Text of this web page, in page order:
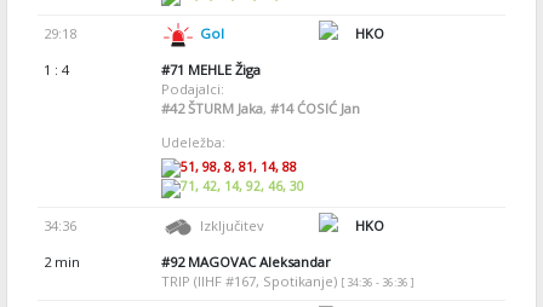
29:18 Gol
HKO
1 : 4
#71 MEHLE Žiga
Podajalci:
#42ŠTURM Jaka, #14ĆOSIĆ Jan
Udeležba:
51, 98, 8, 81, 14, 88
71, 42, 14, 92, 46, 30
34:36 Izključitev
HKO
2 min
#92MAGOVAC Aleksandar
TRIP (IIHF #167, Spotikanje) [ 34:36 - 36:36 ]